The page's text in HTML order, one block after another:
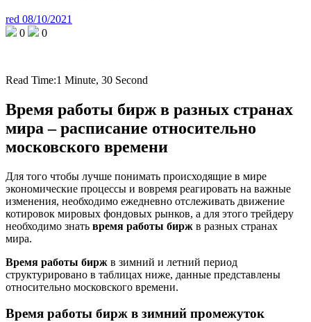
red 08/10/2021
0
0
Read Time:1 Minute, 30 Second
Время работы бирж в разных странах
мира – расписание относительно
московского времени
Для того чтобы лучше понимать происходящие в мире
экономические процессы и вовремя реагировать на важные
изменения, необходимо ежедневно отслеживать движение
котировок мировых фондовых рынков, а для этого трейдеру
необходимо знать время работы бирж в разных странах
мира.
Время работы бирж в зимний и летний период
структурировано в таблицах ниже, данные представлены
относительно московского времени.
Время работы бирж в зимний промежуток